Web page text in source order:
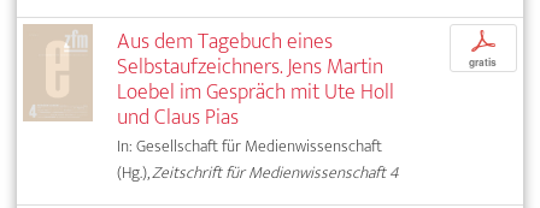
Aus dem Tagebuch eines
Selbstaufzeichners. Jens Martin
Loebel im Gespräch mit Ute Holl
und Claus Pias
In: Gesellschaft für Medienwissenschaft
(Hg.),Zeitschrift für Medienwissenschaft 4
p
gratis